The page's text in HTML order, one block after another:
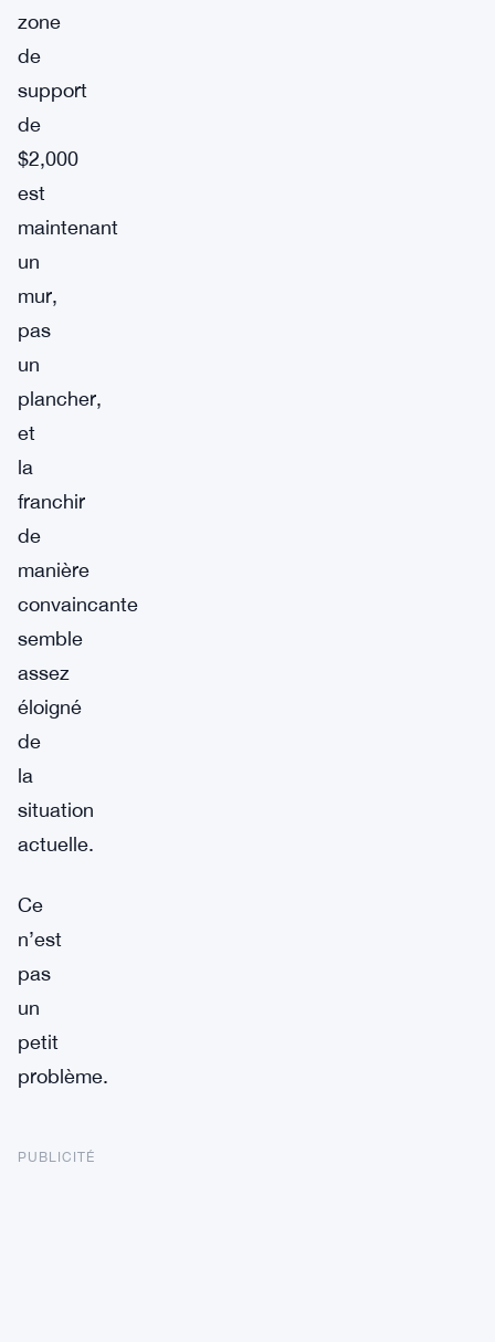
zone
de
support
de
$2,000
est
maintenant
un
mur,
pas
un
plancher,
et
la
franchir
de
manière
convaincante
semble
assez
éloigné
de
la
situation
actuelle.
Ce
n’est
pas
un
petit
problème.
PUBLICITÉ